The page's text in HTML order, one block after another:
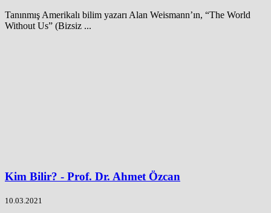
Tanınmış Amerikalı bilim yazarı Alan Weismann’ın, “The World
Without Us” (Bizsiz ...
Kim Bilir? - Prof. Dr. Ahmet Özcan
10.03.2021